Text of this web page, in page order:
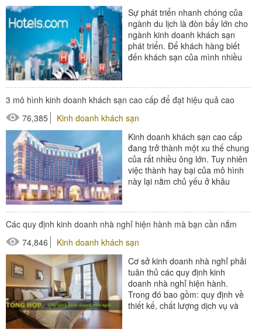
Sự phát triển nhanh chóng của
ngành du lịch là đòn bẩy lớn cho
ngành kinh doanh khách sạn
phát triển. Để khách hàng biết
đến khách sạn của mình nhiều
#thiết bị buồng phòng
3 mô hình kinh doanh khách sạn cao cấp để đạt hiệu quả cao
76,385
Kinh doanh khách sạn
Kinh doanh khách sạn cao cấp
đang trở thành một xu thế chung
của rất nhiều ông lớn. Tuy nhiên
việc thành hay bại của mô hình
này lại nằm chủ yếu ở khâu
#thiết bị phòng tắm
#thiết bị sảnh - ngoại cảnh
Các quy định kinh doanh nhà nghỉ hiện hành mà bạn cần nắm
74,846
Kinh doanh khách sạn
Cơ sở kinh doanh nhà nghỉ phải
tuân thủ các quy định kinh
doanh nhà nghỉ hiện hành.
Trong đó bao gồm: quy định về
thiết kế, chất lượng dịch vụ và